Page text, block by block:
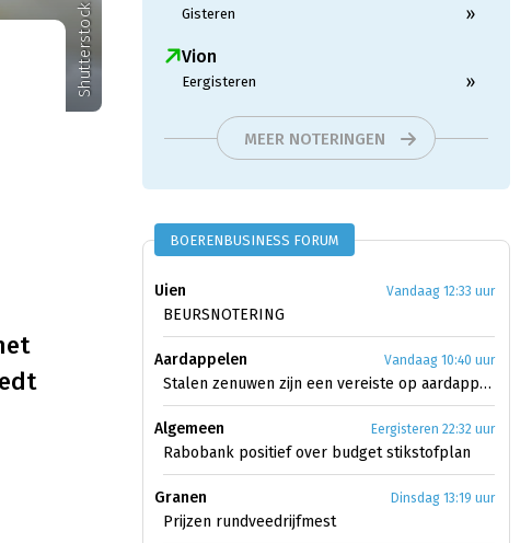
Shutterstock Gisteren »
Vion
Eergisteren »
MEER NOTERINGEN
BOERENBUSINESS FORUM
Uien Vandaag 12:33 uur
BEURSNOTERING
Aardappelen Vandaag 10:40 uur
Stalen zenuwen zijn een vereiste op aardappelmarkt
Algemeen Eergisteren 22:32 uur
Rabobank positief over budget stikstofplan
Granen Dinsdag 13:19 uur
Prijzen rundveedrijfmest